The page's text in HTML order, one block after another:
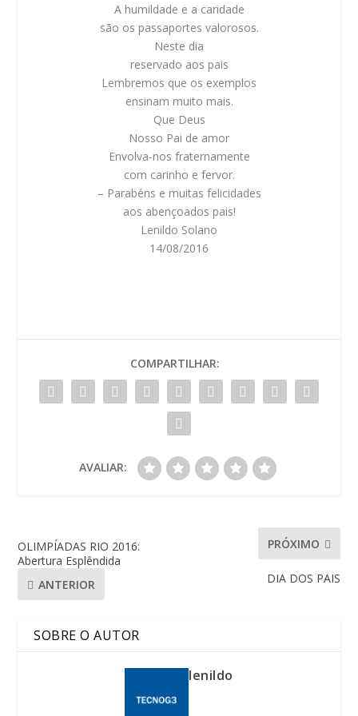
A humildade e a caridade
são os passaportes valorosos.
Neste dia
reservado aos pais
Lembremos que os exemplos
ensinam muito mais.
Que Deus
Nosso Pai de amor
Envolva-nos fraternamente
com carinho e fervor.
– Parabéns e muitas felicidades
aos abençoados pais!
Lenildo Solano
14/08/2016
COMPARTILHAR:
AVALIAR:
OLIMPÍADAS RIO 2016:
Abertura Esplêndida
ANTERIOR
PRÓXIMO
DIA DOS PAIS
SOBRE O AUTOR
lenildo